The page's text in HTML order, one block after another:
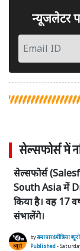
न्यूजलेटर
सेल्सफोर्स में
सेल्सफोर्स
South Asia में
किया है। वह 17
संभालेंगे।
byसमाचार4मीडिया ब्यूरो
Published-